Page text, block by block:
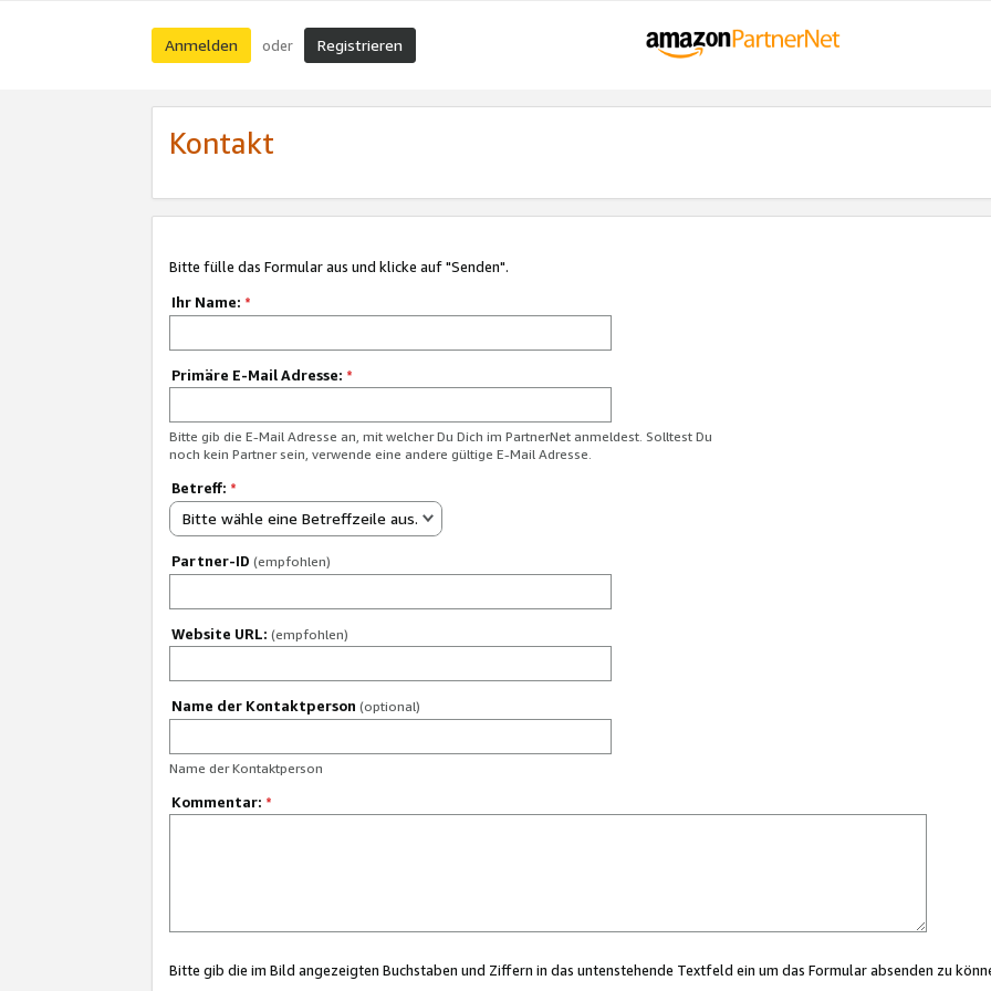
Anmelden oder Registrieren
Kontakt
Bitte fülle das Formular aus und klicke auf "Senden".
Ihr Name: *
Primäre E-Mail Adresse: *
Bitte gib die E-Mail Adresse an, mit welcher Du Dich im PartnerNet anmeldest. Solltest Du
noch kein Partner sein, verwende eine andere gültige E-Mail Adresse.
Betreff: *
Bitte wähle eine Betreffzeile aus.
Partner-ID (empfohlen)
Website URL: (empfohlen)
Name der Kontaktperson (optional)
Name der Kontaktperson
Kommentar: *
Bitte gib die im Bild angezeigten Buchstaben und Ziffern in das untenstehende Textfeld ein um das Formular absenden zu